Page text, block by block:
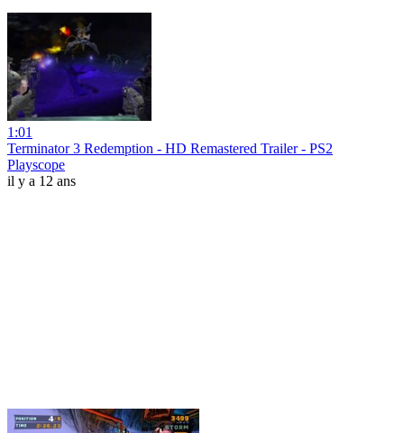
1:01
Terminator 3 Redemption - HD Remastered Trailer - PS2
Playscope
il y a 12 ans